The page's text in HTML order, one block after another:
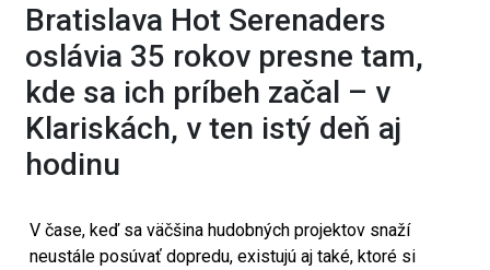
Bratislava Hot Serenaders
oslávia 35 rokov presne tam,
kde sa ich príbeh začal – v
Klariskách, v ten istý deň aj
hodinu
V čase, keď sa väčšina hudobných projektov snaží
neustále posúvať dopredu, existujú aj také, ktoré si